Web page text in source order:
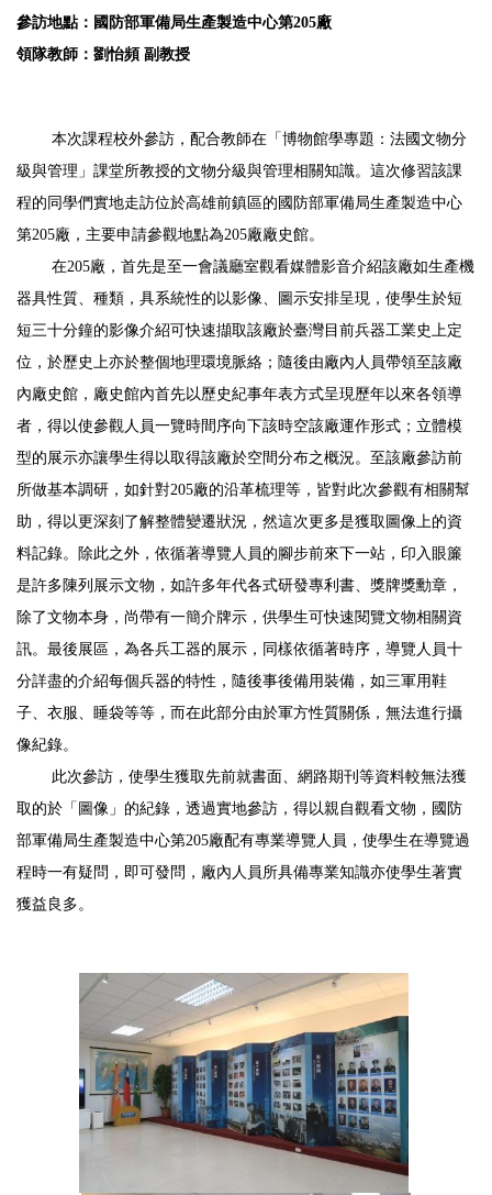
參訪地點：國防部軍備局生產製造中心第205廠
領隊教師：劉怡頻 副教授
本次課程校外參訪，配合教師在「博物館學專題：法國文物分
級與管理」課堂所教授的文物分級與管理相關知識。這次修習該課
程的同學們實地走訪位於高雄前鎮區的國防部軍備局生產製造中心
第205廠，主要申請參觀地點為205廠廠史館。
在205廠，首先是至一會議廳室觀看媒體影音介紹該廠如生產機
器具性質、種類，具系統性的以影像、圖示安排呈現，使學生於短
短三十分鐘的影像介紹可快速擷取該廠於臺灣目前兵器工業史上定
位，於歷史上亦於整個地理環境脈絡；隨後由廠內人員帶領至該廠
內廠史館，廠史館內首先以歷史紀事年表方式呈現歷年以來各領導
者，得以使參觀人員一覽時間序向下該時空該廠運作形式；立體模
型的展示亦讓學生得以取得該廠於空間分布之概況。至該廠參訪前
所做基本調研，如針對205廠的沿革梳理等，皆對此次參觀有相關幫
助，得以更深刻了解整體變遷狀況，然這次更多是獲取圖像上的資
料記錄。除此之外，依循著導覽人員的腳步前來下一站，印入眼簾
是許多陳列展示文物，如許多年代各式研發專利書、獎牌獎勳章，
除了文物本身，尚帶有一簡介牌示，供學生可快速閱覽文物相關資
訊。最後展區，為各兵工器的展示，同樣依循著時序，導覽人員十
分詳盡的介紹每個兵器的特性，隨後事後備用裝備，如三軍用鞋
子、衣服、睡袋等等，而在此部分由於軍方性質關係，無法進行攝
像紀錄。
此次參訪，使學生獲取先前就書面、網路期刊等資料較無法獲
取的於「圖像」的紀錄，透過實地參訪，得以親自觀看文物，國防
部軍備局生產製造中心第205廠配有專業導覽人員，使學生在導覽過
程時一有疑問，即可發問，廠內人員所具備專業知識亦使學生著實
獲益良多。